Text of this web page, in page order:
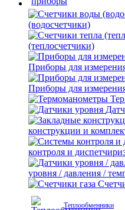
(водосчетчики)
(теплосчетчики)
Приборы для
Приборы для
конструкции и
контроля и
уровня / давления /
Теплообменники